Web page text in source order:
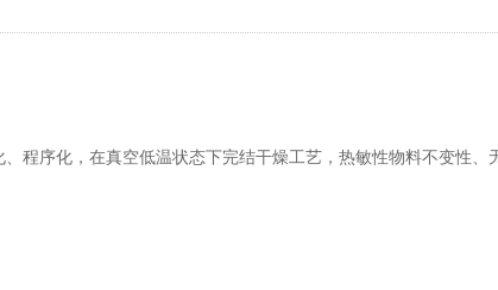
程序化，在真空低温状态下完结干燥工艺，热敏性物料不变性